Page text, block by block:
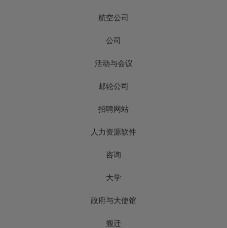
航空公司
公司
活动与会议
邮轮公司
招聘网站
人力资源软件
咨询
大学
政府与大使馆
搬迁